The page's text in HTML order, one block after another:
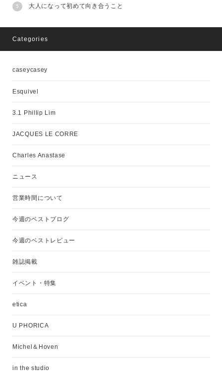
大人になって初めて向き合うこと
Categories
caseycasey
Esquivel
3.1 Phillip Lim
JACQUES LE CORRE
Charles Anastase
ニュース
営業時間について
今週のベストブログ
今週のベストレビュー
雑誌掲載
イベント・特集
etica
U PHORICA
Michel＆Hoven
in the studio